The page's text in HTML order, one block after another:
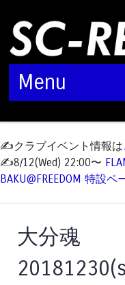
Menu
✍️クラブイベント情報は
✍️8/12(Wed) 22:00〜
BAKU@FREEDOM 特設ペ
大分魂